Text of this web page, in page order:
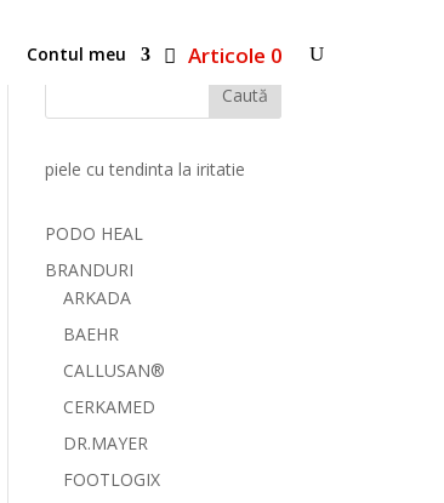
Contul meu Articole 0
Caută
piele cu tendinta la iritatie
PODO HEAL
BRANDURI
ARKADA
BAEHR
CALLUSAN®
CERKAMED
DR.MAYER
FOOTLOGIX